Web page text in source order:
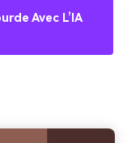
Avec L’IA